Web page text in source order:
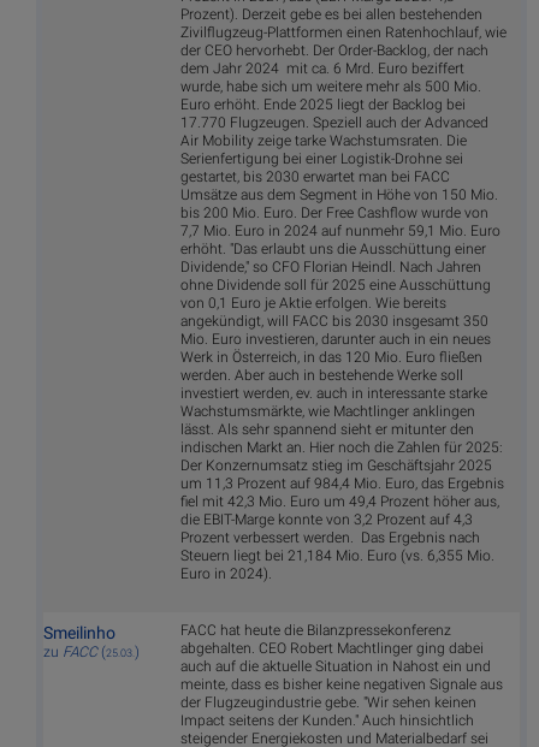
Prozent). Derzeit gebe es bei allen bestehenden
Zivilflugzeug-Plattformen einen Ratenhochlauf, wie
der CEO hervorhebt. Der Order-Backlog, der nach
dem Jahr 2024 mit ca. 6 Mrd. Euro beziffert
wurde, habe sich um weitere mehr als 500 Mio.
Euro erhöht. Ende 2025 liegt der Backlog bei
17.770 Flugzeugen. Speziell auch der Advanced
Air Mobility zeige tarke Wachstumsraten. Die
Serienfertigung bei einer Logistik-Drohne sei
gestartet, bis 2030 erwartet man bei FACC
Umsätze aus dem Segment in Höhe von 150 Mio.
bis 200 Mio. Euro. Der Free Cashflow wurde von
7,7 Mio. Euro in 2024 auf nunmehr 59,1 Mio. Euro
erhöht. "Das erlaubt uns die Ausschüttung einer
Dividende," so CFO Florian Heindl. Nach Jahren
ohne Dividende soll für 2025 eine Ausschüttung
von 0,1 Euro je Aktie erfolgen. Wie bereits
angekündigt, will FACC bis 2030 insgesamt 350
Mio. Euro investieren, darunter auch in ein neues
Werk in Österreich, in das 120 Mio. Euro fließen
werden. Aber auch in bestehende Werke soll
investiert werden, ev. auch in interessante starke
Wachstumsmärkte, wie Machtlinger anklingen
lässt. Als sehr spannend sieht er mitunter den
indischen Markt an. Hier noch die Zahlen für 2025:
Der Konzernumsatz stieg im Geschäftsjahr 2025
um 11,3 Prozent auf 984,4 Mio. Euro, das Ergebnis
fiel mit 42,3 Mio. Euro um 49,4 Prozent höher aus,
die EBIT-Marge konnte von 3,2 Prozent auf 4,3
Prozent verbessert werden. Das Ergebnis nach
Steuern liegt bei 21,184 Mio. Euro (vs. 6,355 Mio.
Euro in 2024).
Smeilinho
zu FACC(25.03.)
FACC hat heute die Bilanzpressekonferenz
abgehalten. CEO Robert Machtlinger ging dabei
auch auf die aktuelle Situation in Nahost ein und
meinte, dass es bisher keine negativen Signale aus
der Flugzeugindustrie gebe. "Wir sehen keinen
Impact seitens der Kunden." Auch hinsichtlich
steigender Energiekosten und Materialbedarf sei